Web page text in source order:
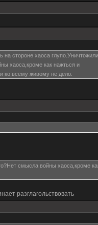
на стороне хаоса
хаоса,кроме как нажться и
ко всему живому не дело.
смысла войны хаоса,кроме
разглагольствовать